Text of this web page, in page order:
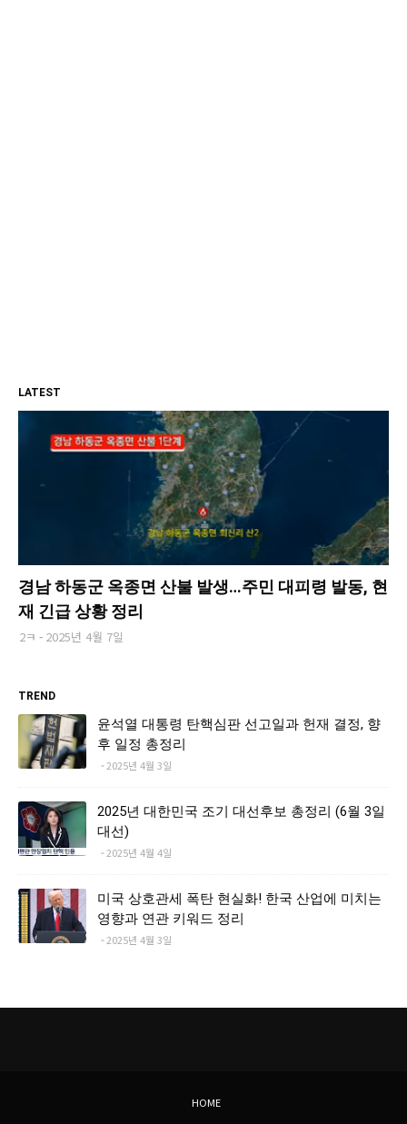
LATEST
경남 하동군 옥종면 산불 발생…주민 대피령 발동, 현
재 긴급 상황 정리
2ㅋ 2025년 4월 7일
TREND
윤석열 대통령 탄핵심판 선고일과 헌재 결정, 향
후 일정 총정리
2025년 4월 3일
2025년 대한민국 조기 대선후보 총정리 (6월 3일
대선)
2025년 4월 4일
미국 상호관세 폭탄 현실화! 한국 산업에 미치는
영향과 연관 키워드 정리
2025년 4월 3일
HOME